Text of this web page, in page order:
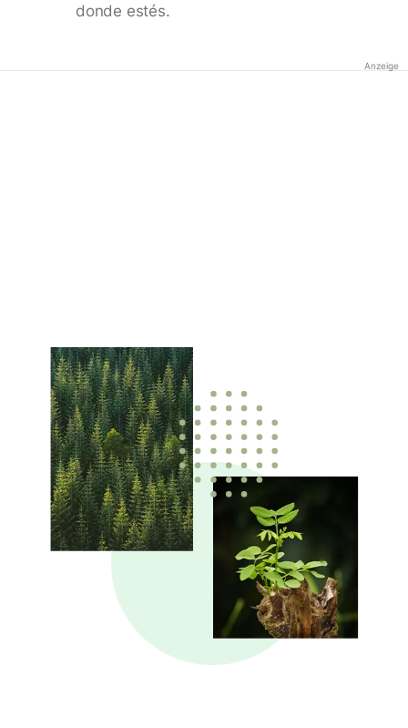
donde estés.
Anzeige